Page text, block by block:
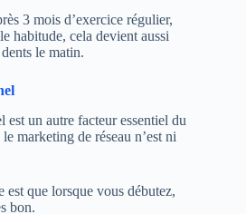
3 mois d’exercice régulier,
habitude, cela devient aussi
le matin.
est un autre facteur essentiel du
marketing de réseau n’est ni
est que lorsque vous débutez,
bon.